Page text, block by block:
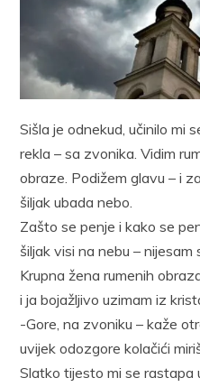
Sišla je odnekud, učinilo mi
rekla – sa zvonika. Vidim
obraze. Podižem glavu – i
šiljak ubada nebo.
Zašto se penje i kako se
šiljak visi na nebu – nijesam
Krupna žena rumenih
i ja bojažljivo uzimam iz
-Gore, na zvoniku – kaže
uvijek odozgore kolačići
Slatko tijesto mi se rastapa